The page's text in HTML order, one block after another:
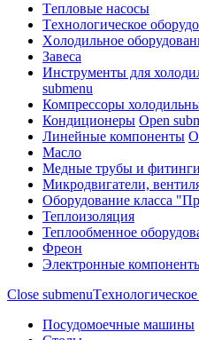
Tепловые насосы
Tехнологическое
Xолодильное
Завеса
Инструменты для
submenu
Компрессоры
Кондиционеры Open
Линейные компоненты
Масло
Медные трубы и фитинги
Микродвигатели,
Оборудование класса
Теплоизоляция
Теплообменное
Фреон
Электронные
Close submenu
Посудомоечные машины